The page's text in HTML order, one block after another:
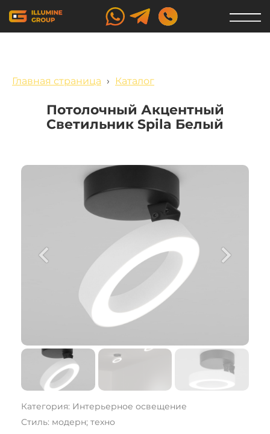
Главная страница › Каталог
Потолочный Акцентный
Светильник Spila Белый
Категория: Интерьерное освещение
Стиль: модерн; техно